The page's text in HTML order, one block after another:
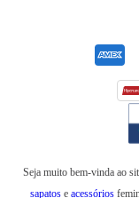
Seja muito bem-vinda ao
sapatos e acessórios